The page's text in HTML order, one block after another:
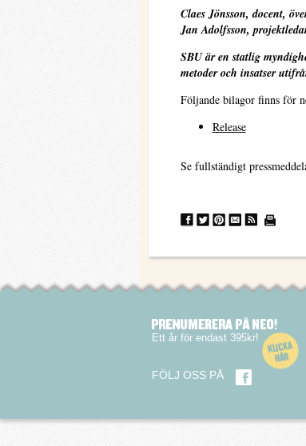
Claes Jönsson, docent,
Jan Adolfsson,
SBU är en statlig
metoder och insatser
Följande bilagor finns för
Release
Se fullständigt
Ett år för endast 395kr!
FÖLJ OSS PÅ